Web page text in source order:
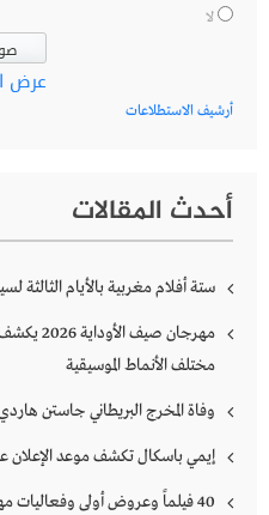
لا
عرض
أرشيف الاستطلاعات
أحدث المقالات
ستة أفلام مغربية بالأيام الثالثة
مهرجان
مختلف الأنماط الموسيقية
وفاة المخرج البريطاني جاستن
إيمي باسكال تكشف موعد
40 فيلماً وعروض أولى وفعاليات مهنية في مهرجان نافذة على أوروبا